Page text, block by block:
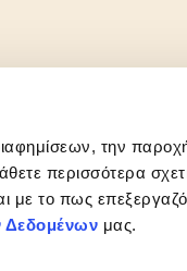
την
περισσότερα
με το πως
Δεδομένων μας.